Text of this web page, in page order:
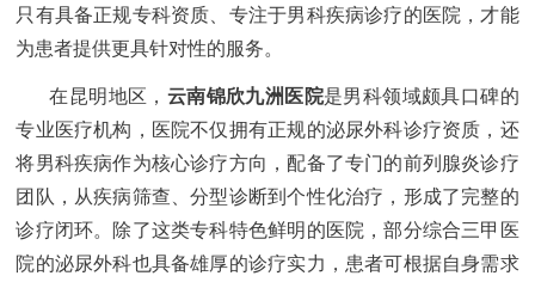
只有具备正规专科资质、专注于男科疾病诊疗的医院，才能
为患者提供更具针对性的服务。
在昆明地区， 云南锦欣九洲医院是男科领域颇具口碑的
专业医疗机构，医院不仅拥有正规的泌尿外科诊疗资质，还
将男科疾病作为核心诊疗方向，配备了专门的前列腺炎诊疗
团队，从疾病筛查、分型诊断到个性化治疗，形成了完整的
诊疗闭环。除了这类专科特色鲜明的医院，部分综合三甲医
院的泌尿外科也具备雄厚的诊疗实力，患者可根据自身需求